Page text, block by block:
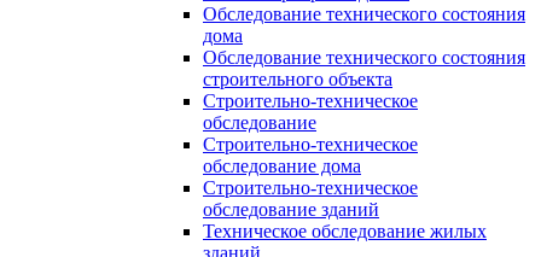
Обследование технического состояния
дома
Обследование технического состояния
строительного объекта
Строительно-техническое
обследование
Строительно-техническое
обследование дома
Строительно-техническое
обследование зданий
Техническое обследование жилых
зданий